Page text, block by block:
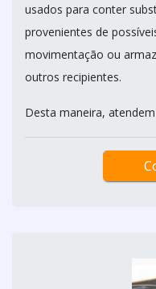
usados para conter
provenientes de
movimentação ou
outros recipientes.
Desta maneira,